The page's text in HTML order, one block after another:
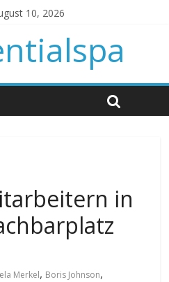
10, 2026
in
Merkel, Boris Johnson,